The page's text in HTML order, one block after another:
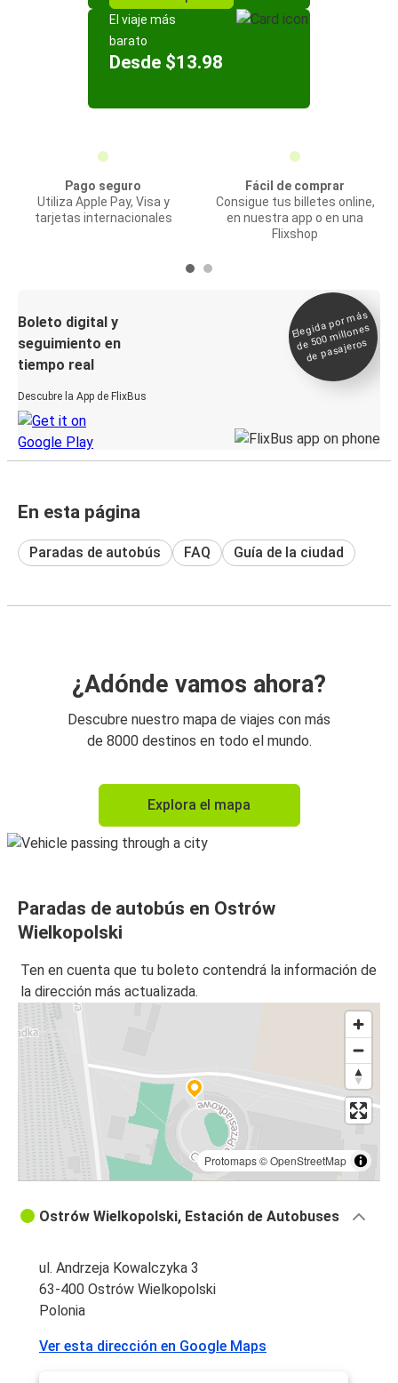
El viaje más
barato
Desde $13.98
Pago seguro
Utiliza Apple Pay, Visa y
tarjetas internacionales
Fácil de comprar
Consigue tus billetes online,
en nuestra app o en una
Flixshop
Boleto digital y
seguimiento en
tiempo real
Descubre la App de FlixBus
Elegida por
más
de 500
millones
de pasajeros
En esta página
Paradas de autobús FAQ Guía de la ciudad
¿Adónde vamos ahora?
Descubre nuestro mapa de viajes con más
de 8000 destinos en todo el mundo.
Explora el mapa
Paradas de autobús en Ostrów
Wielkopolski
Ten en cuenta que tu boleto contendrá la información de
la dirección más actualizada.
Protomaps©OpenStreetMap
Ostrów Wielkopolski, Estación de Autobuses
ul. Andrzeja Kowalczyka 3
63-400 Ostrów Wielkopolski
Polonia
Ver esta dirección en Google Maps